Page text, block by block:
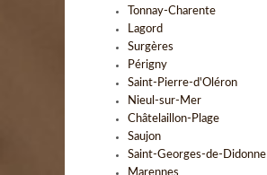
Tonnay-Charente
Lagord
Surgères
Périgny
Saint-Pierre-d'Oléron
Nieul-sur-Mer
Châtelaillon-Plage
Saujon
Saint-Georges-de-Didonne